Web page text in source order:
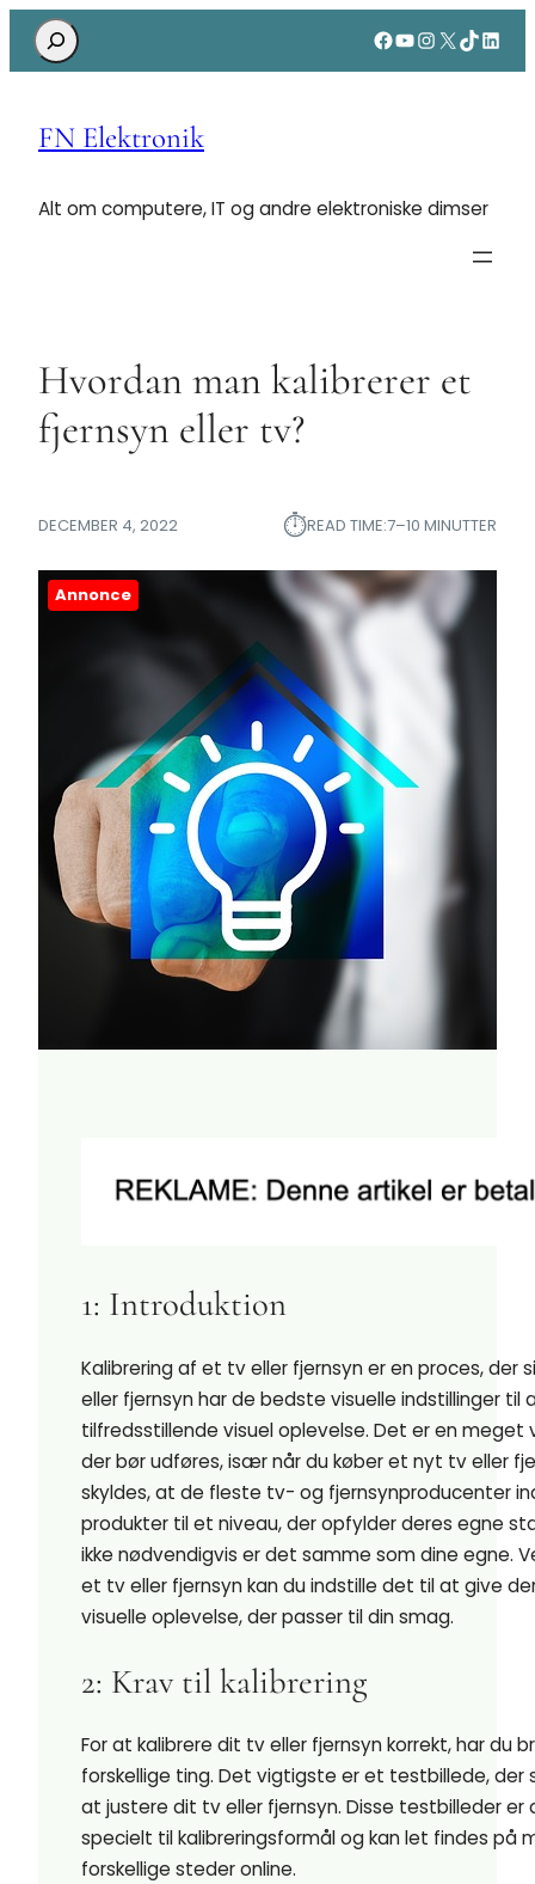
Search Facebook
YouTube
Instagram
X TikTok
FN Elektronik
Alt om computere, IT og andre elektroniske dimser
Hvordan man kalibrerer et
fjernsyn eller tv?
DECEMBER 4, 2022 ⏱︎READ TIME:7–10 MINUTTER
Annonce
1: Introduktion
Kalibrering af et tv eller fjernsyn er en proces, der
eller fjernsyn har de bedste visuelle indstillinger til
tilfredsstillende visuel oplevelse. Det er en meget
der bør udføres, især når du køber et nyt tv eller
skyldes, at de fleste tv- og fjernsynproducenter
produkter til et niveau, der opfylder deres egne
ikke nødvendigvis er det samme som dine egne.
et tv eller fjernsyn kan du indstille det til at give
visuelle oplevelse, der passer til din smag.
2: Krav til kalibrering
For at kalibrere dit tv eller fjernsyn korrekt, har du
forskellige ting. Det vigtigste er et testbillede, der
at justere dit tv eller fjernsyn. Disse testbilleder er
specielt til kalibreringsformål og kan let findes på
forskellige steder online.